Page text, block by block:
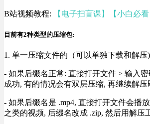
B站视频教程: 【电子扫盲课】【小白必
目前有2种类型的压缩包:
1. 单一压缩文件的（可以单独下载和解压)
- 如果后缀名正常: 直接打开文件 > 输入
成功, 有的情况会有双层压缩, 再继续解压
- 如果后缀名是 .mp4, 直接打开文件会播
之类的视频, 后缀名改成 .zip, 然后用解压